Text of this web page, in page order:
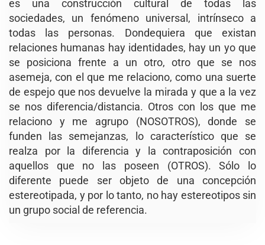
es una construcción cultural de todas las
sociedades, un fenómeno universal, intrínseco a
todas las personas. Dondequiera que existan
relaciones humanas hay identidades, hay un yo que
se posiciona frente a un otro, otro que se nos
asemeja, con el que me relaciono, como una suerte
de espejo que nos devuelve la mirada y que a la vez
se nos diferencia/distancia. Otros con los que me
relaciono y me agrupo (NOSOTROS), donde se
funden las semejanzas, lo característico que se
realza por la diferencia y la contraposición con
aquellos que no las poseen (OTROS). Sólo lo
diferente puede ser objeto de una concepción
estereotipada, y por lo tanto, no hay estereotipos sin
un grupo social de referencia.